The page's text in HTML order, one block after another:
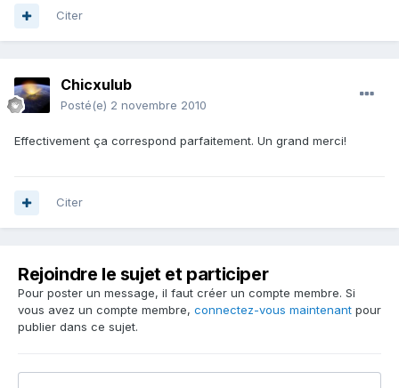
Citer
Chicxulub
Posté(e) 2 novembre 2010
Effectivement ça correspond parfaitement. Un grand merci!
Citer
Rejoindre le sujet et participer
Pour poster un message, il faut créer un compte membre. Si
vous avez un compte membre, connectez-vous maintenant pour
publier dans ce sujet.